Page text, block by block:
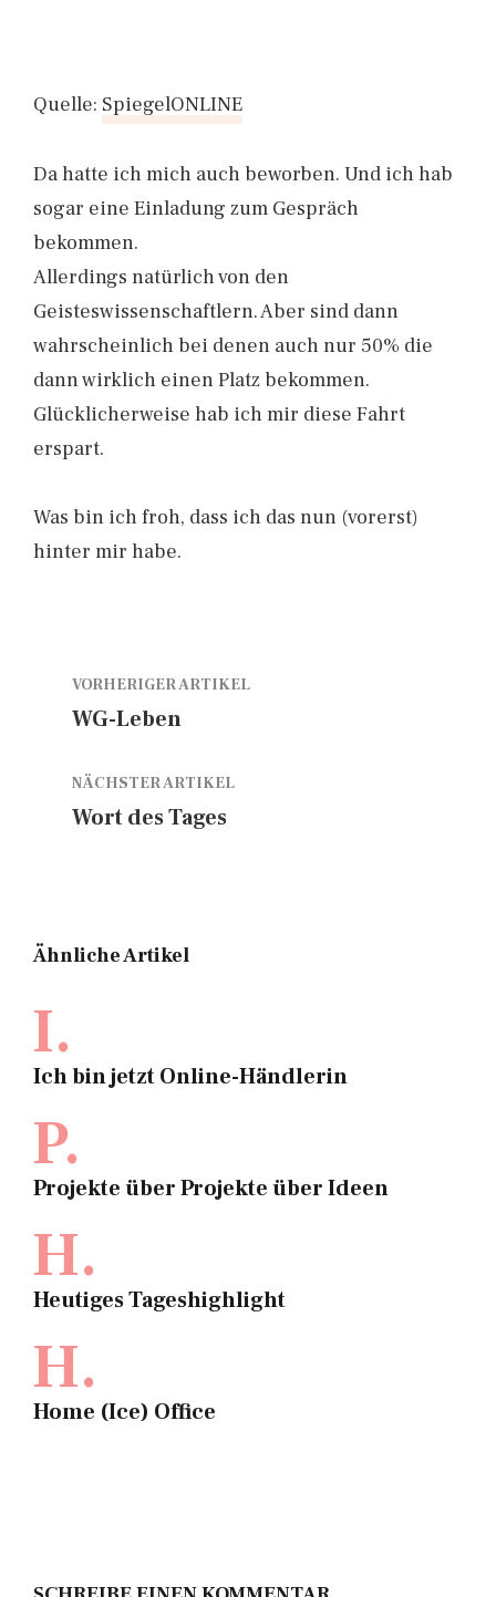
Quelle: SpiegelONLINE
Da hatte ich mich auch beworben. Und ich hab
sogar eine Einladung zum Gespräch
bekommen.
Allerdings natürlich von den
Geisteswissenschaftlern. Aber sind dann
wahrscheinlich bei denen auch nur 50% die
dann wirklich einen Platz bekommen.
Glücklicherweise hab ich mir diese Fahrt
erspart.
Was bin ich froh, dass ich das nun (vorerst)
hinter mir habe.
VORHERIGER ARTIKEL
WG-Leben
NÄCHSTER ARTIKEL
Wort des Tages
Ähnliche Artikel
I.
Ich bin jetzt Online-Händlerin
P.
Projekte über Projekte über Ideen
H.
Heutiges Tageshighlight
H.
Home (Ice) Office